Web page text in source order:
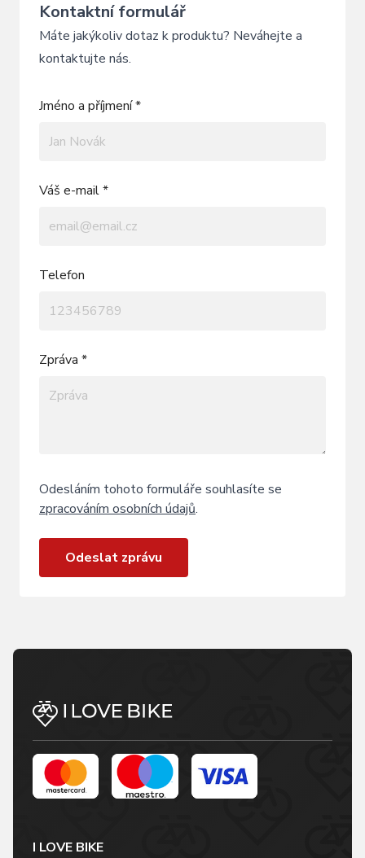
Kontaktní formulář
Máte jakýkoliv dotaz k produktu? Neváhejte a
kontaktujte nás.
Jméno a příjmení *
Váš e-mail *
Telefon
Zpráva *
Odesláním tohoto formuláře souhlasíte se
zpracováním osobních údajů.
Odeslat zprávu
I LOVE BIKE